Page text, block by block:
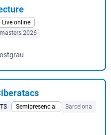
Live online
2026
Semipresencial
Barcelona